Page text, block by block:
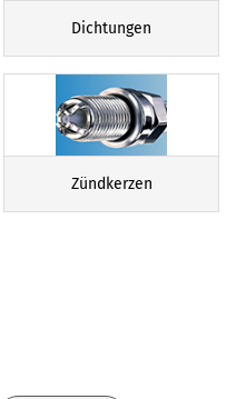
Dichtungen
Zündkerzen